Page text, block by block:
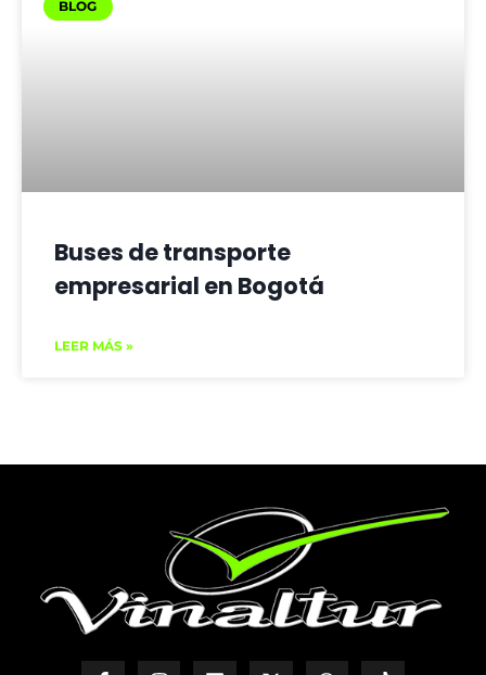
BLOG
Buses de transporte
empresarial en Bogotá
LEER MÁS »